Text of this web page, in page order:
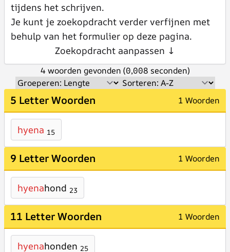
tijdens het schrijven.
Je kunt je zoekopdracht verder verfijnen met
behulp van het formulier op deze pagina.
Zoekopdracht aanpassen ↓
4 woorden gevonden (0,008 seconden)
5 Letter Woorden 1 Woorden
hyena 15
9 Letter Woorden 1 Woorden
hyenahond 23
11 Letter Woorden 1 Woorden
hyenahonden 25